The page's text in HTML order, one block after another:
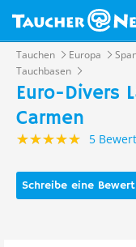
Tauchen Europa
Tauchbasen
Euro-Divers
Carmen
5
Schreibe eine